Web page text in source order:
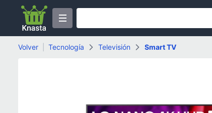
Volver Tecnología Televisión Smart TV